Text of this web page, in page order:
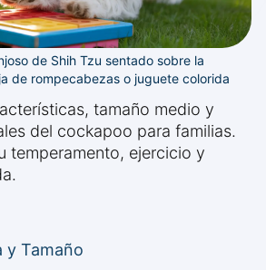
de Shih Tzu sentado sobre la
de rompecabezas o juguete colorida
tamaño medio y
del cockapoo para familias.
temperamento, ejercicio y
y Tamaño